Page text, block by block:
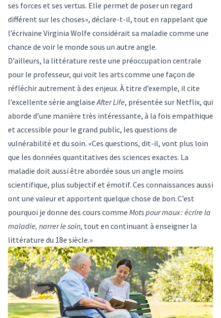
ses forces et ses vertus. Elle permet de poser un regard
différent sur les choses», déclare-t-il, tout en rappelant que
l’écrivaine Virginia Wolfe considérait sa maladie comme une
chance de voir le monde sous un autre angle.
D’ailleurs, la littérature reste une préoccupation centrale
pour le professeur, qui voit les arts comme une façon de
réfléchir autrement à des enjeux. À titre d’exemple, il cite
l’excellente série anglaiseAfter Life, présentée sur Netflix, qui
aborde d’une manière très intéressante, à la fois empathique
et accessible pour le grand public, les questions de
vulnérabilité et du soin. «Ces questions, dit-il, vont plus loin
que les données quantitatives des sciences exactes. La
maladie doit aussi être abordée sous un angle moins
scientifique, plus subjectif et émotif. Ces connaissances aussi
ont une valeur et apportent quelque chose de bon. C’est
pourquoi je donne des cours comme Mots pour maux : écrire la
maladie, narrer le soin, tout en continuant à enseigner la
littérature du 18e siècle.»